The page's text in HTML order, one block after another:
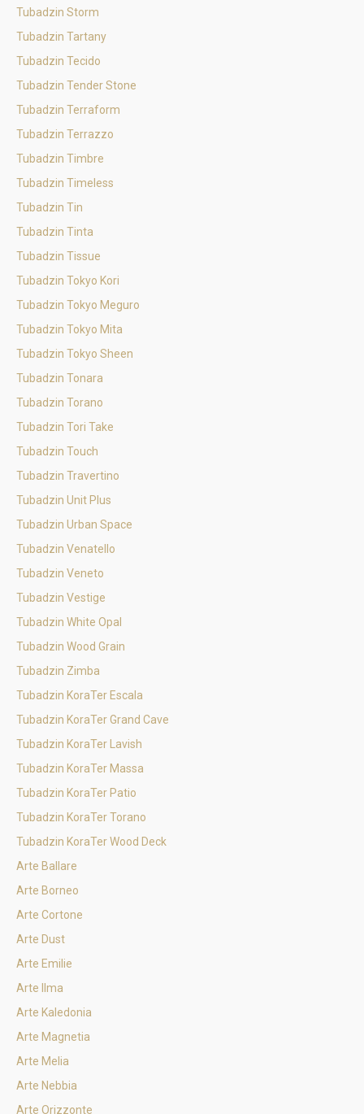
Tubadzin Storm
Tubadzin Tartany
Tubadzin Tecido
Tubadzin Tender Stone
Tubadzin Terraform
Tubadzin Terrazzo
Tubadzin Timbre
Tubadzin Timeless
Tubadzin Tin
Tubadzin Tinta
Tubadzin Tissue
Tubadzin Tokyo Kori
Tubadzin Tokyo Meguro
Tubadzin Tokyo Mita
Tubadzin Tokyo Sheen
Tubadzin Tonara
Tubadzin Torano
Tubadzin Tori Take
Tubadzin Touch
Tubadzin Travertino
Tubadzin Unit Plus
Tubadzin Urban Space
Tubadzin Venatello
Tubadzin Veneto
Tubadzin Vestige
Tubadzin White Opal
Tubadzin Wood Grain
Tubadzin Zimba
Tubadzin KoraTer Escala
Tubadzin KoraTer Grand Cave
Tubadzin KoraTer Lavish
Tubadzin KoraTer Massa
Tubadzin KoraTer Patio
Tubadzin KoraTer Torano
Tubadzin KoraTer Wood Deck
Arte Ballare
Arte Borneo
Arte Cortone
Arte Dust
Arte Emilie
Arte Ilma
Arte Kaledonia
Arte Magnetia
Arte Melia
Arte Nebbia
Arte Orizzonte